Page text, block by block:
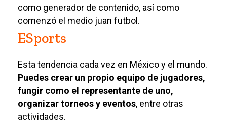
como generador de contenido, así como
comenzó el medio juan futbol.
ESports
Esta tendencia cada vez en México y el mundo.
Puedes crear un propio equipo de jugadores,
fungir como el representante de uno,
organizar torneos y eventos, entre otras
actividades.